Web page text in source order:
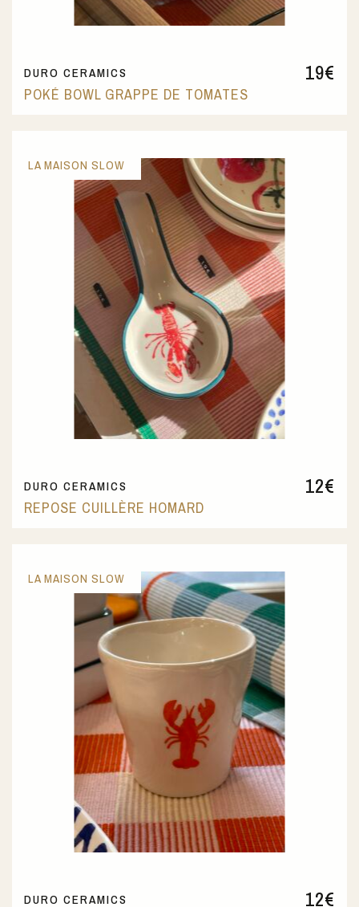
19€
DURO CERAMICS
POKÉ BOWL GRAPPE DE TOMATES
12€
DURO CERAMICS
REPOSE CUILLÈRE HOMARD
LA MAISON SLOW
12€
DURO CERAMICS
LA MAISON SLOW